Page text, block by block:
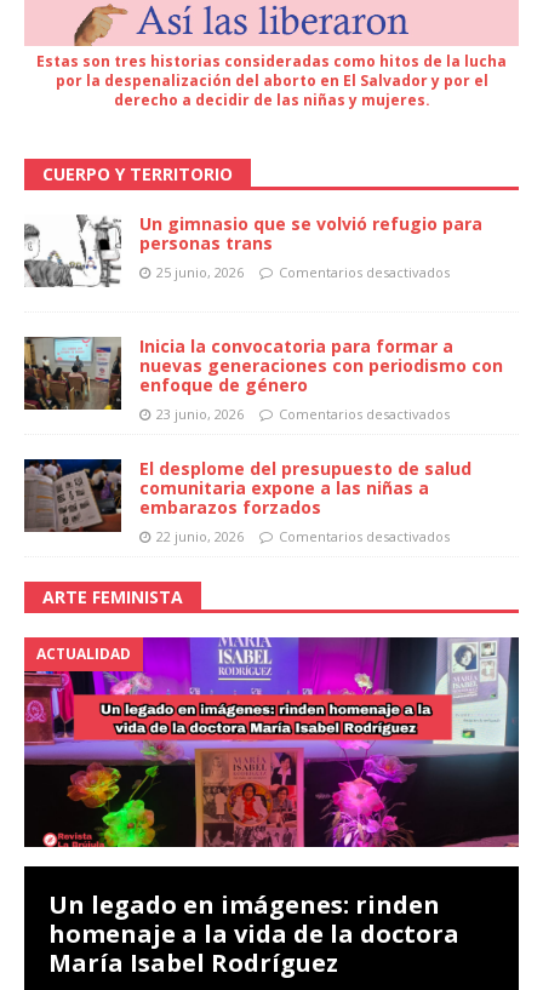
Estas son tres historias consideradas como hitos de la lucha
por la despenalización del aborto en El Salvador y por el
derecho a decidir de las niñas y mujeres.
CUERPO Y TERRITORIO
Un gimnasio que se volvió refugio para
personas trans
25 junio, 2026 Comentarios desactivados
Inicia la convocatoria para formar a
nuevas generaciones con periodismo con
enfoque de género
23 junio, 2026 Comentarios desactivados
El desplome del presupuesto de salud
comunitaria expone a las niñas a
embarazos forzados
22 junio, 2026 Comentarios desactivados
ARTE FEMINISTA
ACTUALIDAD
Un legado en imágenes: rinden
homenaje a la vida de la doctora
María Isabel Rodríguez